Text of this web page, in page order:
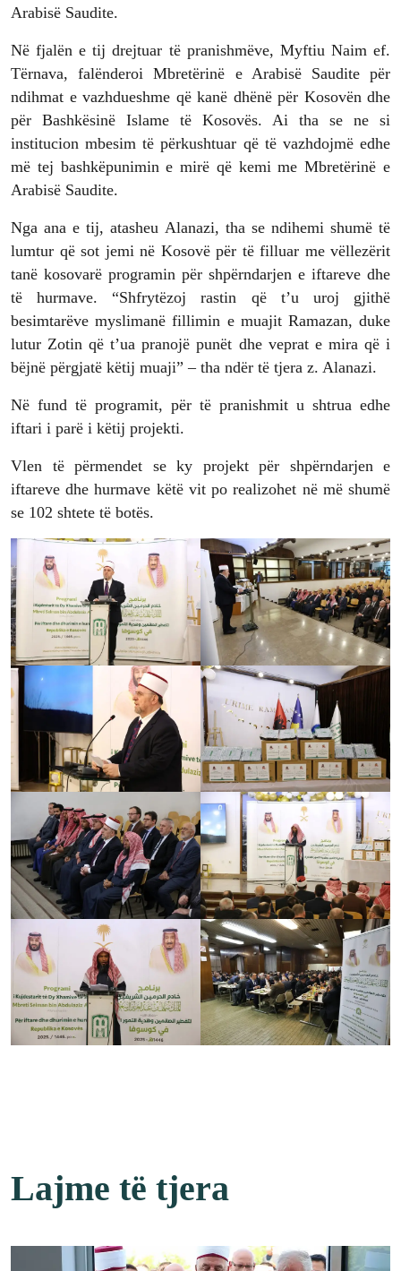
Arabisë Saudite.
Në fjalën e tij drejtuar të pranishmëve, Myftiu Naim ef.
Tërnava, falënderoi Mbretërinë e Arabisë Saudite për
ndihmat e vazhdueshme që kanë dhënë për Kosovën dhe
për Bashkësinë Islame të Kosovës. Ai tha se ne si
institucion mbesim të përkushtuar që të vazhdojmë edhe
më tej bashkëpunimin e mirë që kemi me Mbretërinë e
Arabisë Saudite.
Nga ana e tij, atasheu Alanazi, tha se ndihemi shumë të
lumtur që sot jemi në Kosovë për të filluar me vëllezërit
tanë kosovarë programin për shpërndarjen e iftareve dhe
të hurmave. “Shfrytëzoj rastin që t’u uroj gjithë
besimtarëve myslimanë fillimin e muajit Ramazan, duke
lutur Zotin që t’ua pranojë punët dhe veprat e mira që i
bëjnë përgjatë këtij muaji” – tha ndër të tjera z. Alanazi.
Në fund të programit, për të pranishmit u shtrua edhe
iftari i parë i këtij projekti.
Vlen të përmendet se ky projekt për shpërndarjen e
iftareve dhe hurmave këtë vit po realizohet në më shumë
se 102 shtete të botës.
Lajme të tjera